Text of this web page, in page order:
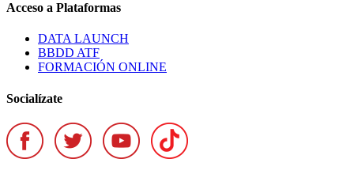
Acceso a Plataformas
DATA LAUNCH
BBDD ATF
FORMACIÓN ONLINE
Socialízate